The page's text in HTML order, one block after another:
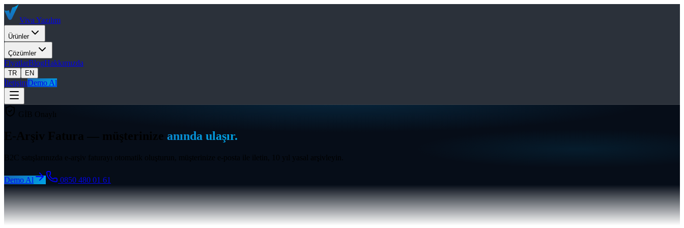
Viva Yazılım
Ürünler
Çözümler
FiyatlarBlogHakkımızda
TR EN
İletişimDemo Al
GİB Onaylı
E-Arşiv Fatura — müşterinize anında ulaşır.
B2C satışlarınızda e-arşiv faturayı otomatik oluşturun, müşterinize e-posta ile iletin, 10 yıl yasal arşivleyin.
Demo Al 0850 480 01 61